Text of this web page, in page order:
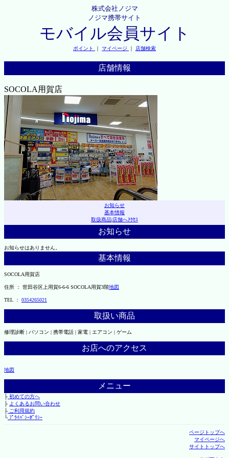
株式会社ノジマ
ノジマ携帯サイト
モバイル会員サイト
ポイント ｜ マイページ ｜ 店舗検索
店舗情報
SOCOLA用賀店
お知らせ
基本情報
取扱商品|店舗へｱｸｾｽ
お知らせ
お知らせはありません。
基本情報
SOCOLA用賀店
住所 ： 世田谷区上用賀6-6-6 SOCOLA用賀3階地図
TEL ： 0354265021
取扱い商品
修理診断 | パソコン | 携帯電話 | 家電 | エアコン | ゲーム
お店へのアクセス
地図
メニュー
├初めての方へ
├ よくあるお問い合わせ
├ご利用規約
└ﾌﾟﾗｲﾊﾞｼｰﾎﾟﾘｼｰ
ページトップへ
マイページへ
サイトトップへ